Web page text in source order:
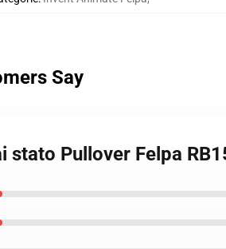
Say
Pullover Felpa